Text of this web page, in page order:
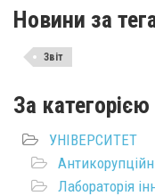
Новини за
Звіт
За категорією
УНІВЕРСИТЕТ
Лабораторія